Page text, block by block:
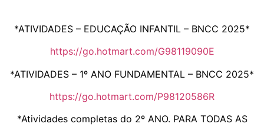
*ATIVIDADES – EDUCAÇÃO INFANTIL – BNCC 2025*
https://go.hotmart.com/G98119090E
*ATIVIDADES – 1º ANO FUNDAMENTAL – BNCC 2025*
https://go.hotmart.com/P98120586R
*Atividades completas do 2º ANO. PARA TODAS AS